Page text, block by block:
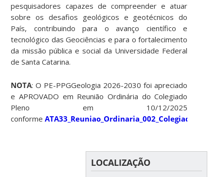
pesquisadores capazes de compreender e atuar
sobre os desafios geológicos e geotécnicos do
País, contribuindo para o avanço científico e
tecnológico das Geociências e para o fortalecimento
da missão pública e social da Universidade Federal
de Santa Catarina.
NOTA: O PE-PPGGeologia 2026-2030 foi apreciado
e APROVADO em Reunião Ordinária do Colegiado
Pleno em 10/12/2025
conforme
LOCALIZAÇÃO